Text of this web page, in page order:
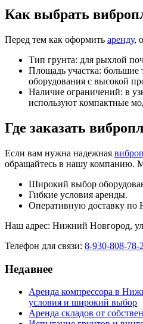
Как выбрать
Перед тем как оформить аренду,
Тип грунта: для рыхлой
Площадь участка: большие
оборудования с высокой
Наличие ограничений: в
используют компактные
Где заказать
Если вам нужна надежная
обращайтесь в нашу компанию.
Широкий выбор
Гибкие условия аренды.
Оперативную доставку по
Наш адрес: Нижний Новгород,
Телефон для связи: 8-930-808-78-
Недавнее
Аренда компрессора в
условия и широкий выбор
Аренда складов от